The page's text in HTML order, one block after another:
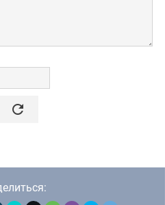
refresh